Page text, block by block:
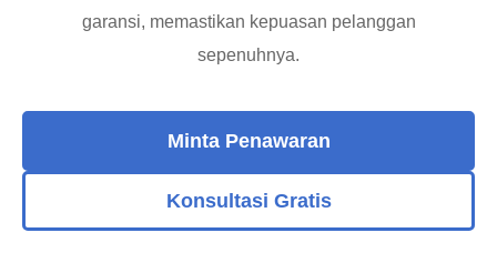
garansi, memastikan kepuasan pelanggan
sepenuhnya.
Minta Penawaran
Konsultasi Gratis